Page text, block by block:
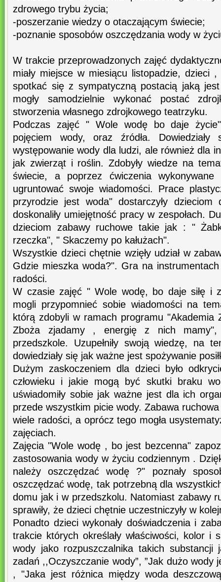
zdrowego trybu życia;
-poszerzanie wiedzy o otaczającym świecie;
-poznanie sposobów oszczędzania wody w
W trakcie przeprowadzonych zajęć
miały miejsce w miesiącu listopadzie, dzieci
spotkać się z sympatyczną postacią jaką
mogły samodzielnie wykonać postać
stworzenia własnego zdrojkowego teatrzyku.
Podczas zajęć " Wole wodę bo daje
pojęciem wody, oraz źródła.
występowanie wody dla ludzi, ale również dla
jak zwierząt i roślin. Zdobyły wiedze na
świecie, a poprzez ćwiczenia
ugruntować swoje wiadomości. Prace
przyrodzie jest woda" dostarczyły
doskonaliły umiejętność pracy w zespołach.
dzieciom zabawy ruchowe takie jak : "
rzeczka", " Skaczemy po kałużach".
Wszystkie dzieci chętnie wzięły udział w
Gdzie mieszka woda?". Gra na
radości.
W czasie zajęć " Wole wodę, bo daje siłę i
mogli przypomnieć sobie wiadomości na
którą zdobyli w ramach programu "Akademia
Zboża zjadamy , energię z nich mamy",
przedszkole. Uzupełniły swoją wiedzę, na
dowiedziały się jak ważne jest spożywanie
Dużym zaskoczeniem dla dzieci było
człowieku i jakie mogą być skutki braku
uświadomiły sobie jak ważne jest dla ich
przede wszystkim picie wody. Zabawa
wiele radości, a oprócz tego mogła
zajęciach.
Zajęcia "Wole wodę , bo jest bezcenna"
zastosowania wody w życiu codziennym .
należy oszczędzać wodę ?" poznały
oszczędzać wodę, tak potrzebną dla
domu jak i w przedszkolu. Natomiast zabawy
sprawiły, że dzieci chętnie uczestniczyły w
Ponadto dzieci wykonały doświadczenia i
trakcie których określały właściwości, kolor i
wody jako rozpuszczalnika takich
zadań ,,Oczyszczanie wody”, ”Jak dużo wody
, "Jaka jest różnica między woda